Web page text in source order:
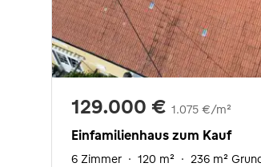
129.000 € 1.075 €/m²
Einfamilienhaus zum Kauf
6 Zimmer · 120 m² · 236 m²